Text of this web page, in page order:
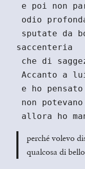
e poi non
odio
saccenteria
che di
Accanto a
e ho
non
allora ho
perché volevo
qualcosa di bello